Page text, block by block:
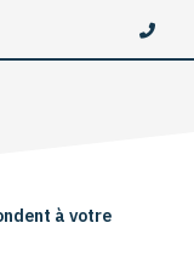
à votre